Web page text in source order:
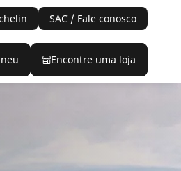
SAC / Fale conosco
Encontre uma loja